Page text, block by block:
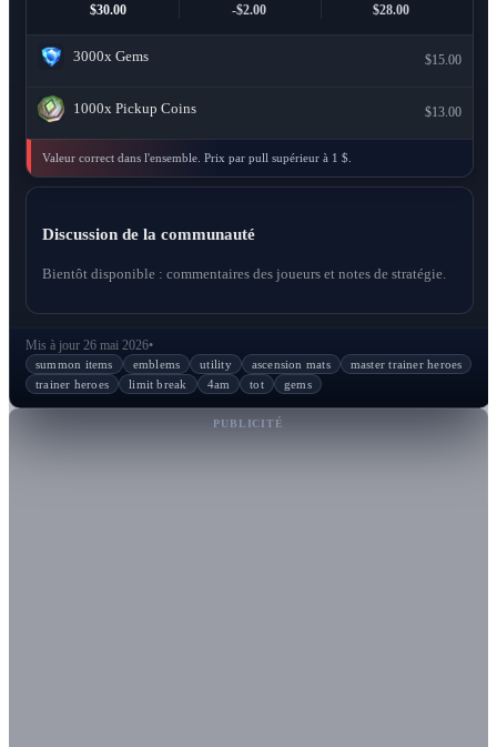
$30.00 -$2.00 $28.00
3000x Gems $15.00
1000x Pickup Coins $13.00
Valeur correct dans l'ensemble. Prix par pull supérieur à 1 $.
Discussion de la communauté
Bientôt disponible : commentaires des joueurs et notes de stratégie.
Mis à jour 26 mai 2026•
summon items emblems utility ascension mats
master trainer heroes
trainer heroes
limit break 4am tot gems
PUBLICITÉ